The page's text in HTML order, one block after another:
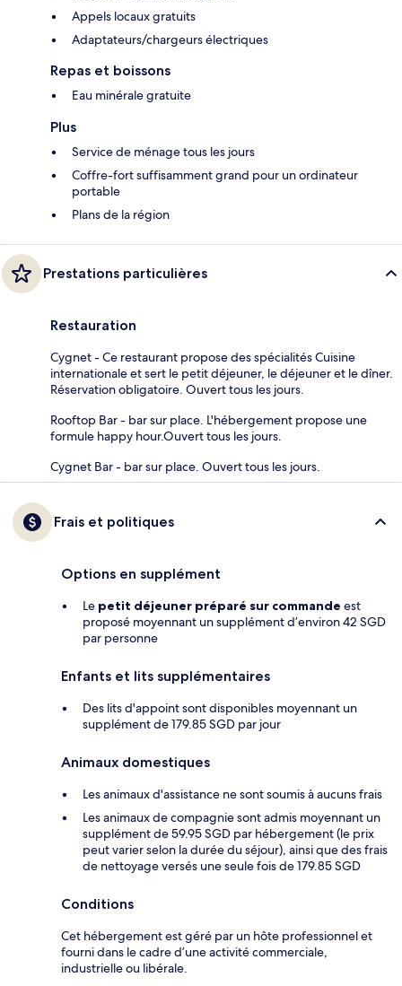
Appels locaux gratuits
Adaptateurs/chargeurs électriques
Repas et boissons
Eau minérale gratuite
Plus
Service de ménage tous les jours
Coffre-fort suffisamment grand pour un ordinateur
portable
Plans de la région
Prestations particulières
Restauration
Cygnet - Ce restaurant propose des spécialités Cuisine
internationale et sert le petit déjeuner, le déjeuner et le dîner.
Réservation obligatoire. Ouvert tous les jours.
Rooftop Bar - bar sur place. L'hébergement propose une
formule happy hour.Ouvert tous les jours.
Cygnet Bar - bar sur place. Ouvert tous les jours.
Frais et politiques
Options en supplément
Le petit déjeuner préparé sur commande est
proposé moyennant un supplément d’environ 42 SGD
par personne
Enfants et lits supplémentaires
Des lits d'appoint sont disponibles moyennant un
supplément de 179.85 SGD par jour
Animaux domestiques
Les animaux d'assistance ne sont soumis à aucuns frais
Les animaux de compagnie sont admis moyennant un
supplément de 59.95 SGD par hébergement (le prix
peut varier selon la durée du séjour), ainsi que des frais
de nettoyage versés une seule fois de 179.85 SGD
Conditions
Cet hébergement est géré par un hôte professionnel et
fourni dans le cadre d’une activité commerciale,
industrielle ou libérale.